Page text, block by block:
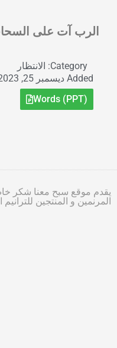
الرب آت على
Category: الانتظار
Added ديسمبر 25, 2023
Words (PPT)
يقدم موقع سبح معنا شكر
المرنمين و المنتجين